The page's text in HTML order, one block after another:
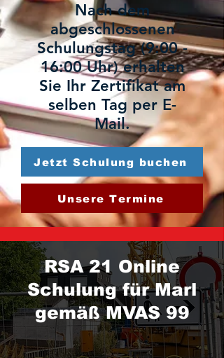
Nach dem
abgeschlossenen
Schulungstag (9:00 -
16:00 Uhr) erhalten
Sie Ihr Zertifikat am
selben Tag per E-
Mail.
Jetzt Schulung buchen
Unsere Termine
RSA 21 Online
Schulung für Marl
gemäß MVAS 99